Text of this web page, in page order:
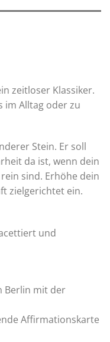
zeitloser Klassiker.
im Alltag oder zu
Stein. Er soll
da ist, wenn dein
sind. Erhöhe dein
zielgerichtet ein.
und
Berlin mit der
Affirmationskarte